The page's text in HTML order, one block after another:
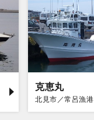
克恵丸
北見市／常呂漁港